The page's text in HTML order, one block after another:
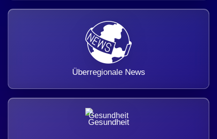
Überregionale News
Gesundheit